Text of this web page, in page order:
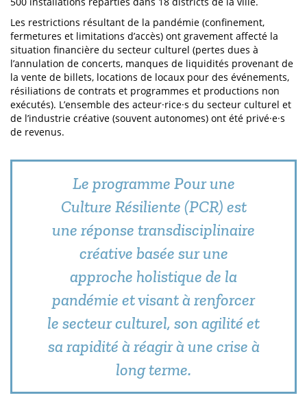
Les restrictions résultant de la pandémie (confinement,
fermetures et limitations d’accès) ont gravement affecté la
situation financière du secteur culturel (pertes dues à
l’annulation de concerts, manques de liquidités provenant de
la vente de billets, locations de locaux pour des événements,
résiliations de contrats et programmes et productions non
exécutés). L’ensemble des acteur·rice·s du secteur culturel et
de l’industrie créative (souvent autonomes) ont été privé·e·s
de revenus.
Le programme Pour une
Culture Résiliente (PCR) est
une réponse transdisciplinaire
créative basée sur une
approche holistique de la
pandémie et visant à renforcer
le secteur culturel, son agilité et
sa rapidité à réagir à une crise à
long terme.